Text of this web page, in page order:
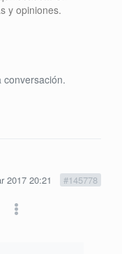
y opiniones.
2017 20:21 #145778